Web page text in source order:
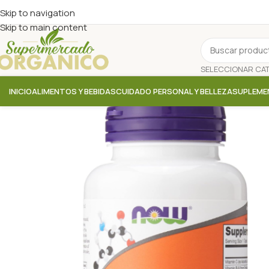
Skip to navigation
Skip to main content
INICIOALIMENTOS Y BEBIDASCUIDADO PERSONAL Y BELLEZA